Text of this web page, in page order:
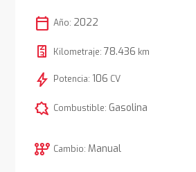
calendar_today Año: 2022
Kilometraje: 78.436 km
bolt Potencia: 106 CV
comic_bubble Combustible: Gasolina
auto_transmission Cambio: Manual